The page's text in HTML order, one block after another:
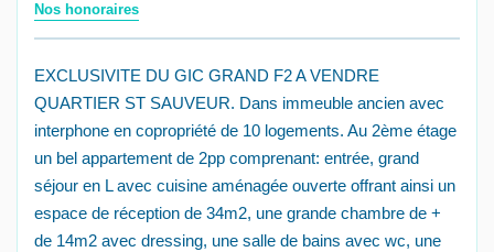
Nos honoraires
EXCLUSIVITE DU GIC GRAND F2 A VENDRE
QUARTIER ST SAUVEUR. Dans immeuble ancien avec
interphone en copropriété de 10 logements. Au 2ème étage
un bel appartement de 2pp comprenant: entrée, grand
séjour en L avec cuisine aménagée ouverte offrant ainsi un
espace de réception de 34m2, une grande chambre de +
de 14m2 avec dressing, une salle de bains avec wc, une